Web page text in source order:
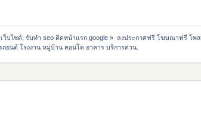
ว็บไซต์, รับทำ seo ติดหน้าแรก google » ลงประกาศฟรี โฆษณาฟรี โพ
ยนต์ โรงงาน หมู่บ้าน คอนโด อาคาร บริการด่วน.